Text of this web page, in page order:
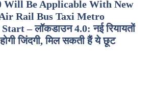
Will Be Applicable With New
Air Rail Bus Taxi Metro
– लॉकडाउन 4.0: नई रियायतों
जिंदगी, मिल सकती हैं ये छूट